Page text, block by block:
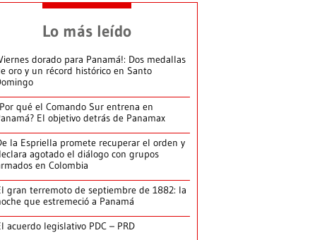
Lo más leído
dorado para Panamá!: Dos medallas
oro y un récord histórico en Santo
qué el Comando Sur entrena en
El objetivo detrás de Panamax
la Espriella promete recuperar el orden y
agotado el diálogo con grupos
en Colombia
gran terremoto de septiembre de 1882: la
que estremeció a Panamá
acuerdo legislativo PDC – PRD